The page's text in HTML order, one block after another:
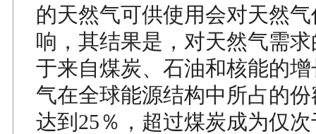
的天然气可供使用会对天然
响，其结果是，对天然气需
于来自煤炭、石油和核能的
气在全球能源结构中所占的份
达到25％，超过煤炭成为仅